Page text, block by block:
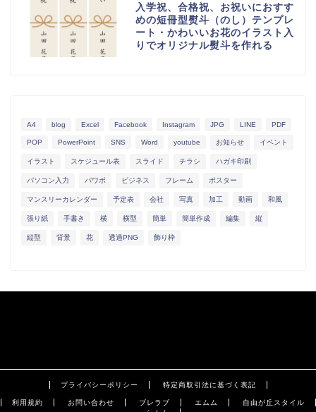
入学祝、合格祝、お祝いにおすす
めの短冊型熨斗（のし）テンプレ
ート・かわいいお花のイラスト入
りでオリジナル熨斗を作れる
A4 blog Excel Facebook Instagram JPG LINE PDF
POP PowerPoint SNS Word youtube お知らせ イベント
イラスト スケジュール表 スライド チラシ ハガキ印刷
パソコン入力 パワポ ビジネス フレーム ポスター
マンスリーカレンダー 予定表 会社 写真 加工 動画 和風
張り紙 手書き 横 横型 簡単 簡単作成 編集 縦
縦型 背景 花 透過PNG 飾り枠
プライバシーポリシー 特定商取引法に基づく表記
利用規約 お問い合わせ ブレラブ エムム
自由が丘スタイル